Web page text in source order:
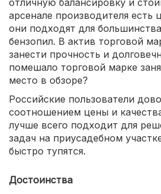
отличную балансировку и
арсенале производителя есть
они подходят для
бензопил. В актив торговой
занести прочность и
помешало торговой марке
место в обзоре?
Российские пользователи
соотношением цены и
лучше всего подходит для
задач на приусадебном
быстро тупятся.
Достоинства